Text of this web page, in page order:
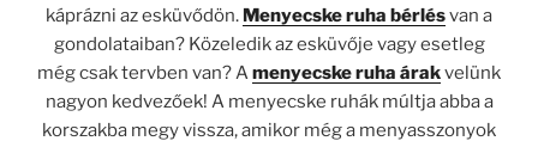
káprázni az esküvődön. Menyecske ruha bérlésvan a
gondolataiban? Közeledik az esküvője vagy esetleg
még csak tervben van? Amenyecske ruha árakvelünk
nagyon kedvezőek! A menyecske ruhák múltja abba a
korszakba megy vissza, amikor még a menyasszonyok